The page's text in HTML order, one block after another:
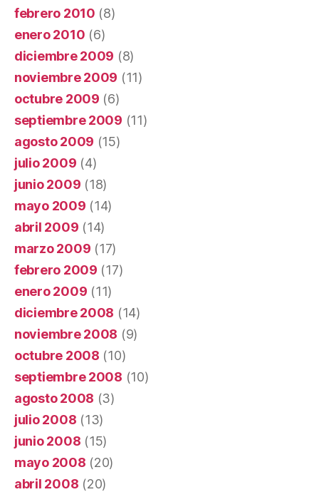
febrero 2010 (8)
enero 2010 (6)
diciembre 2009 (8)
noviembre 2009 (11)
octubre 2009 (6)
septiembre 2009 (11)
agosto 2009 (15)
julio 2009 (4)
junio 2009 (18)
mayo 2009 (14)
abril 2009 (14)
marzo 2009 (17)
febrero 2009 (17)
enero 2009 (11)
diciembre 2008 (14)
noviembre 2008 (9)
octubre 2008 (10)
septiembre 2008 (10)
agosto 2008 (3)
julio 2008 (13)
junio 2008 (15)
mayo 2008 (20)
abril 2008 (20)